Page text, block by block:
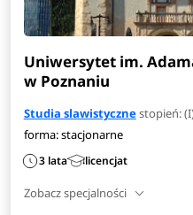
Uniwersytet im.
w Poznaniu
Studia slawistycznestopień:
forma: stacjonarne
3 lata licencjat
Zobacz specjalności